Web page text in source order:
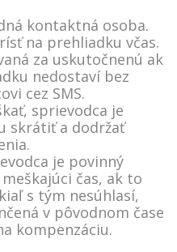
kontaktná osoba.
na prehliadku včas.
za uskutočnenú ak
nedostaví bez
cez SMS.
sprievodca je
skrátiť a dodržať
je povinný
čas, ak to
s tým nesúhlasí,
v pôvodnom čase
kompenzáciu.